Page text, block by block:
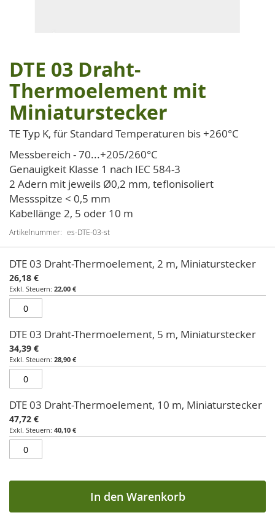
Zum
Anfang
der
Bildgalerie
springen
DTE 03 Draht-
Thermoelement mit
Miniaturstecker
TE Typ K, für Standard Temperaturen bis +260°C
Messbereich - 70...+205/260°C
Genauigkeit Klasse 1 nach IEC 584-3
2 Adern mit jeweils Ø0,2 mm, teflonisoliert
Messspitze < 0,5 mm
Kabellänge 2, 5 oder 10 m
Artikelnummer es-DTE-03-st
für
gruppiertes
Produkt
DTE 03 Draht-Thermoelement, 2 m, Miniaturstecker
26,18 €
22,00 €
DTE 03 Draht-Thermoelement, 5 m, Miniaturstecker
34,39 €
28,90 €
DTE 03 Draht-Thermoelement, 10 m, Miniaturstecker
47,72 €
40,10 €
In den Warenkorb